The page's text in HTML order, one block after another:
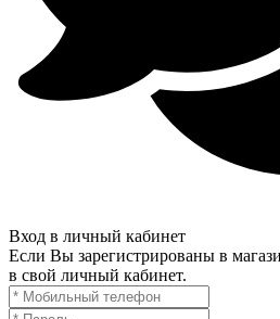
Вход в личный кабинет
Если Вы зарегистрированы в
в свой личный кабинет.